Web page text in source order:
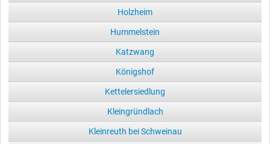
Holzheim
Hummelstein
Katzwang
Königshof
Kettelersiedlung
Kleingründlach
Kleinreuth bei Schweinau